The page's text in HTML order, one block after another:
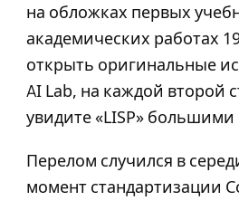
на обложках первых
академических работах
открыть оригинальные
AI Lab, на каждой второй
увидите «LISP»
Перелом случился в
момент стандартизации